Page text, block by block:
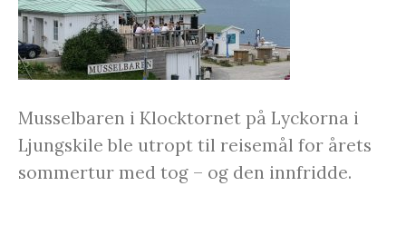
Musselbaren i Klocktornet på Lyckorna i
Ljungskile ble utropt til reisemål for årets
sommertur med tog – og den innfridde.